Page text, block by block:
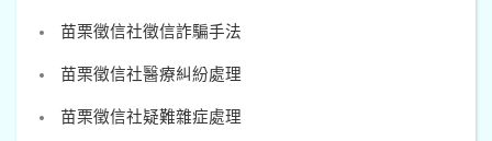
苗栗徵信社徵信詐騙手法
苗栗徵信社醫療糾紛處理
苗栗徵信社疑難雜症處理